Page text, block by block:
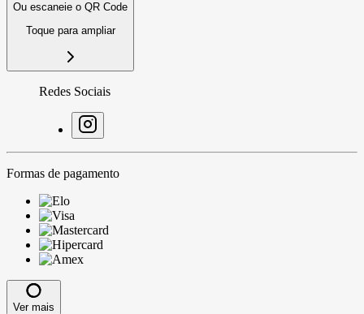
Ou escaneie o QR Code
Toque para ampliar
Redes Sociais
Formas de pagamento
Ver mais